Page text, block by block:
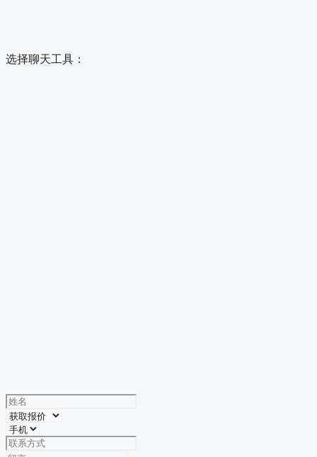
选择聊天工具：